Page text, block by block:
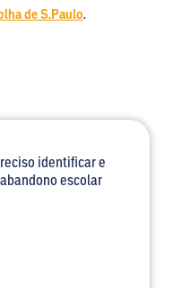
de S.Paulo.
identificar e
escolar